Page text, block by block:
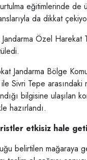
eğitimlerinde de
da dikkat
Özel Harekat
Jandarma Bölge
Sivri Tepe
bilgisine ulaşılan
hazırlandı.
etkisiz hale
belirtilen mağaraya